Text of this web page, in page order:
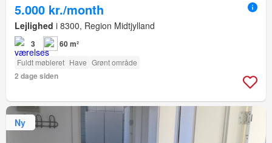
5.000 kr./month
Lejlighed i 8300, Region Midtjylland
3 60 m²
Fuldt møbleret Have Grønt område
2 dage siden
Ny